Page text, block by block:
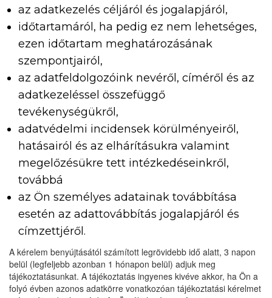
az adatkezelés céljáról és jogalapjáról,
időtartamáról, ha pedig ez nem lehetséges,
ezen időtartam meghatározásának
szempontjairól,
az adatfeldolgozóink nevéről, címéről és az
adatkezeléssel összefüggő
tevékenységükről,
adatvédelmi incidensek körülményeiről,
hatásairól és az elhárításukra valamint
megelőzésükre tett intézkedéseinkről,
továbbá
az Ön személyes adatainak továbbítása
esetén az adattovábbítás jogalapjáról és
címzettjéről.
A kérelem benyújtásától számított legrövidebb idő alatt, 3 napon
belül (legfeljebb azonban 1 hónapon belül) adjuk meg
tájékoztatásunkat. A tájékoztatás ingyenes kivéve akkor, ha Ön a
folyó évben azonos adatkörre vonatkozóan tájékoztatási kérelmet